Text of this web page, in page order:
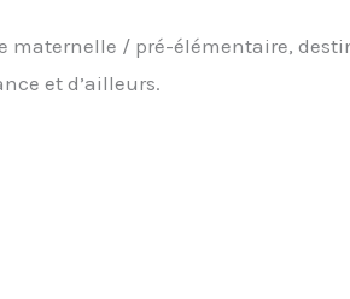
maternelle / pré-élémentaire,
et d’ailleurs.